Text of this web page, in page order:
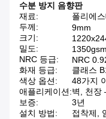
수분 방지 음향판
재료:
폴리에
두께:
9mm
크기:
밀도:
1350gsm
NRC 등급:
NRC
화재 등급:
클래스
색상 옵션:
48가지
애플리케이션:벽, 천장
보증:
3년
설치 방법:
접착제,